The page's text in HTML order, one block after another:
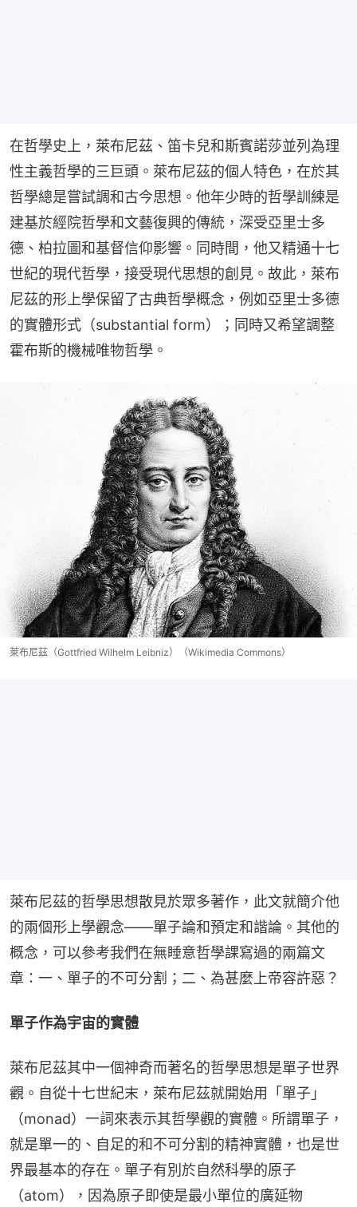
在哲學史上，萊布尼茲、笛卡兒和斯賓諾莎並列為理
性主義哲學的三巨頭。萊布尼茲的個人特色，在於其
哲學總是嘗試調和古今思想。他年少時的哲學訓練是
建基於經院哲學和文藝復興的傳統，深受亞里士多
德、柏拉圖和基督信仰影響。同時間，他又精通十七
世紀的現代哲學，接受現代思想的創見。故此，萊布
尼茲的形上學保留了古典哲學概念，例如亞里士多德
的實體形式（substantial form）；同時又希望調整
霍布斯的機械唯物哲學。
萊布尼茲（Gottfried Wilhelm Leibniz）（Wikimedia Commons）
萊布尼茲的哲學思想散見於眾多著作，此文就簡介他
的兩個形上學觀念——單子論和預定和諧論。其他的
概念，可以參考我們在無睡意哲學課寫過的兩篇文
章：一、單子的不可分割；二、為甚麼上帝容許惡？
單子作為宇宙的實體
萊布尼茲其中一個神奇而著名的哲學思想是單子世界
觀。自從十七世紀末，萊布尼茲就開始用「單子」
（monad）一詞來表示其哲學觀的實體。所謂單子，
就是單一的、自足的和不可分割的精神實體，也是世
界最基本的存在。單子有別於自然科學的原子
（atom），因為原子即使是最小單位的廣延物